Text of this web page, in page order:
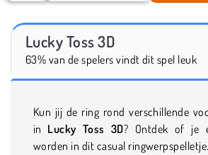
Lucky Toss 3D
63% van de spelers vindt dit spel leuk
Kun jij de ring rond verschillende
in Lucky Toss 3D? Ontdek of je
worden in dit casual ringwerpspelletje.